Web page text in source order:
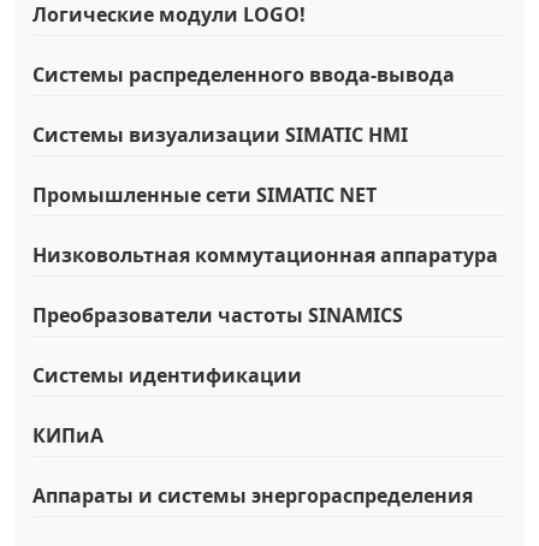
Логические модули LOGO!
Системы распределенного ввода-вывода
Системы визуализации SIMATIC HMI
Промышленные сети SIMATIC NET
Низковольтная коммутационная аппаратура
Преобразователи частоты SINAMICS
Системы идентификации
КИПиА
Аппараты и системы энергораспределения